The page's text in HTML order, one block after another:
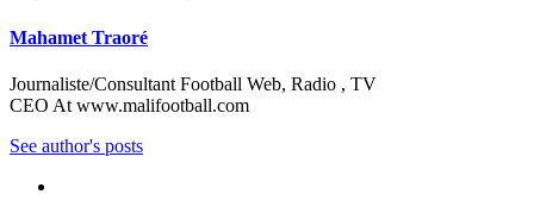
Mahamet Traoré
Journaliste/Consultant Football Web, Radio , TV
CEO At www.malifootball.com
See author's posts